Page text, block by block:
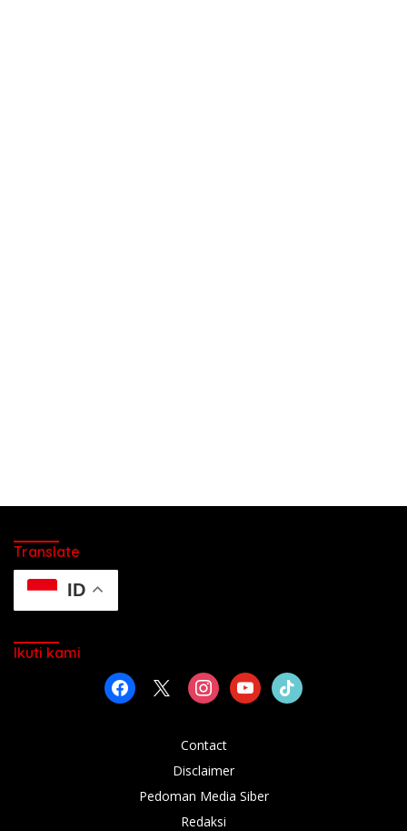
Translate
ID
Ikuti kami
facebook instagramyoutubetiktok
Contact
Disclaimer
Pedoman Media Siber
Redaksi